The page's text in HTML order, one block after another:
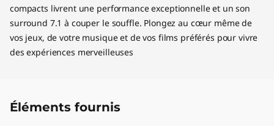
compacts livrent une performance exceptionnelle et un son
surround 7.1 à couper le souffle. Plongez au cœur même de
vos jeux, de votre musique et de vos films préférés pour vivre
des expériences merveilleuses
Éléments fournis